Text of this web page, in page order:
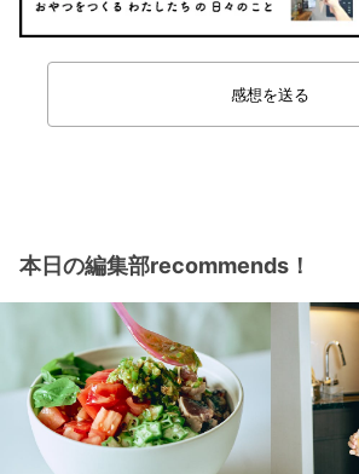
感想を送る
本日の編集部recommends！